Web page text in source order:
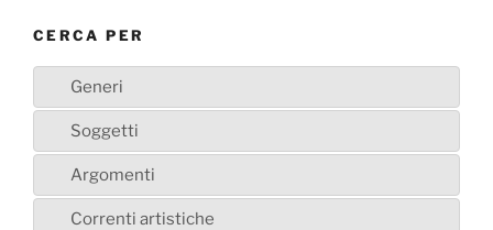
CERCA PER
Generi
Soggetti
Argomenti
Correnti artistiche